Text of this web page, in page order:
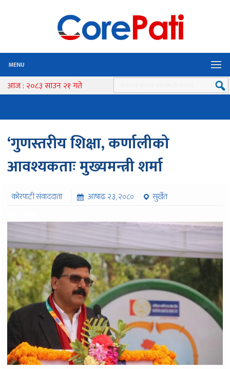
MENU
आज : २०८३ साउन २१ गते
‘गुणस्तरीय शिक्षा, कर्णालीको
आवश्यकताः मुख्यमन्त्री शर्मा
कोरपाटी संवाददाता आषाढ २३, २०८०
सुर्खेत